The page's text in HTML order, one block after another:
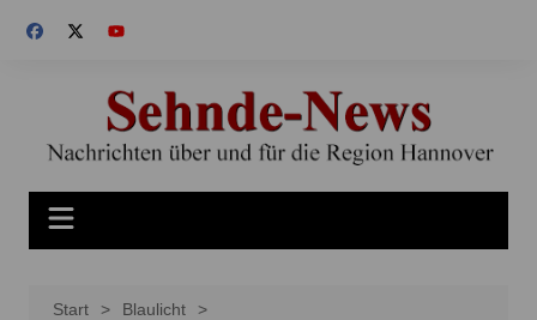
Inhalt
Start
Blaulicht